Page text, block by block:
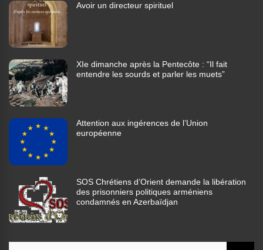
Avoir un directeur spirituel
XIe dimanche après la Pentecôte : “Il fait
entendre les sourds et parler les muets”
Attention aux ingérences de l’Union
européenne
SOS Chrétiens d’Orient demande la libération
des prisonniers politiques arméniens
condamnés en Azerbaïdjan